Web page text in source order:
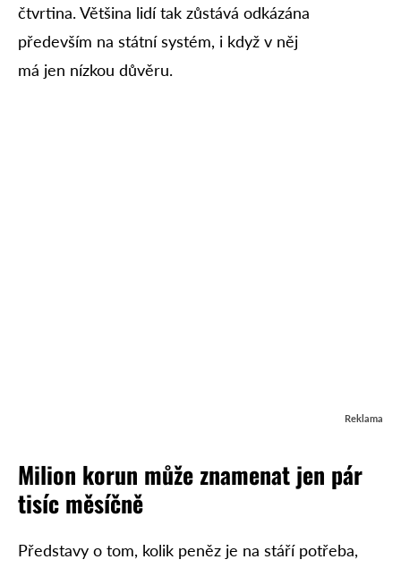
čtvrtina. Většina lidí tak zůstává odkázána
především na státní systém, i když v něj
má jen nízkou důvěru.
Reklama
Milion korun může znamenat jen pár
tisíc měsíčně
Představy o tom, kolik peněz je na stáří potřeba,